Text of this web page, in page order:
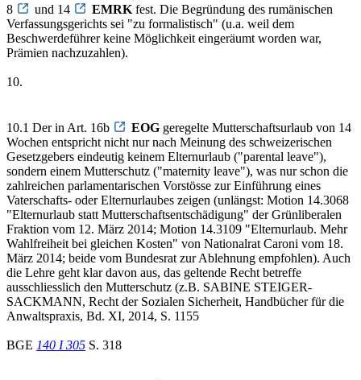
8
und 14 EMRK fest. Die Begründung des rumänischen
Verfassungsgerichts sei "zu formalistisch" (u.a. weil dem
Beschwerdeführer keine Möglichkeit eingeräumt worden war,
Prämien nachzuzahlen).
10.
10.1 Der in Art. 16b EOG geregelte Mutterschaftsurlaub von 14
Wochen entspricht nicht nur nach Meinung des schweizerischen
Gesetzgebers eindeutig keinem Elternurlaub ("parental leave"),
sondern einem Mutterschutz ("maternity leave"), was nur schon die
zahlreichen parlamentarischen Vorstösse zur Einführung eines
Vaterschafts- oder Elternurlaubes zeigen (unlängst: Motion 14.3068
"Elternurlaub statt Mutterschaftsentschädigung" der Grünliberalen
Fraktion vom 12. März 2014; Motion 14.3109 "Elternurlaub. Mehr
Wahlfreiheit bei gleichen Kosten" von Nationalrat Caroni vom 18.
März 2014; beide vom Bundesrat zur Ablehnung empfohlen). Auch
die Lehre geht klar davon aus, das geltende Recht betreffe
ausschliesslich den Mutterschutz (z.B. SABINE STEIGER-
SACKMANN, Recht der Sozialen Sicherheit, Handbücher für die
Anwaltspraxis, Bd. XI, 2014, S. 1155
BGE 140 I 305 S. 318